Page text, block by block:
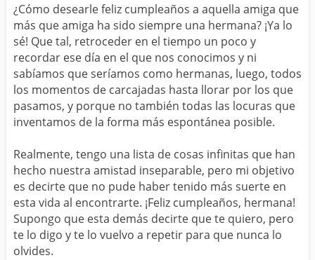
¿Cómo desearle feliz cumpleaños a aquella amiga que
más que amiga ha sido siempre una hermana? ¡Ya lo
sé! Que tal, retroceder en el tiempo un poco y
recordar ese día en el que nos conocimos y ni
sabíamos que seríamos como hermanas, luego, todos
los momentos de carcajadas hasta llorar por los que
pasamos, y porque no también todas las locuras que
inventamos de la forma más espontánea posible.
Realmente, tengo una lista de cosas infinitas que han
hecho nuestra amistad inseparable, pero mi objetivo
es decirte que no pude haber tenido más suerte en
esta vida al encontrarte. ¡Feliz cumpleaños, hermana!
Supongo que esta demás decirte que te quiero, pero
te lo digo y te lo vuelvo a repetir para que nunca lo
olvides.